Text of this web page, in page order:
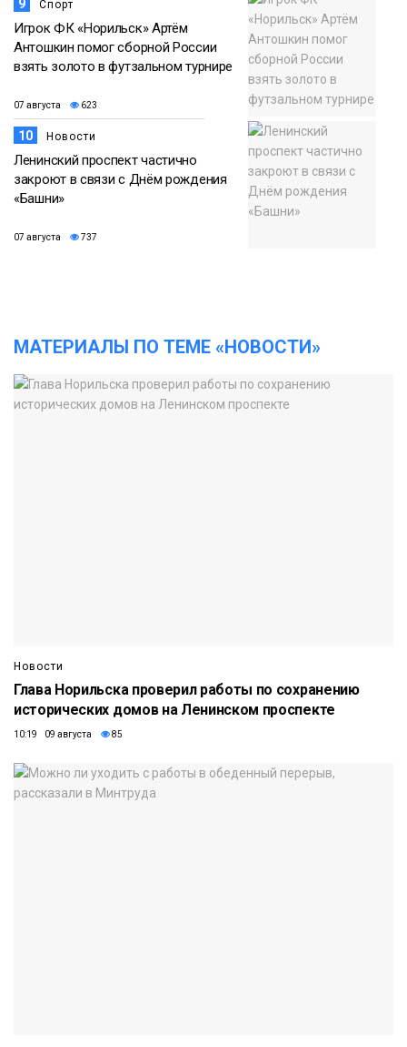
9 Спорт
Игрок ФК «Норильск» Артём
Антошкин помог сборной России
взять золото в футзальном турнире
07 августа 623
10 Новости
Ленинский проспект частично
закроют в связи с Днём рождения
«Башни»
07 августа 737
МАТЕРИАЛЫ ПО ТЕМЕ «НОВОСТИ»
Новости
Глава Норильска проверил работы по сохранению
исторических домов на Ленинском проспекте
10:19 09 августа 85